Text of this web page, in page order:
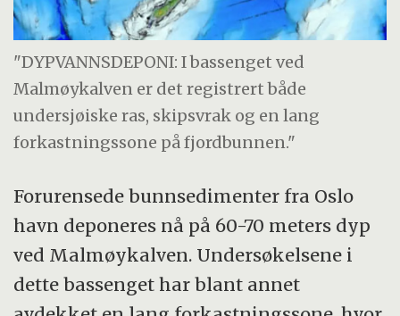
"DYPVANNSDEPONI: I bassenget ved
Malmøykalven er det registrert både
undersjøiske ras, skipsvrak og en lang
forkastningssone på fjordbunnen."
Forurensede bunnsedimenter fra Oslo
havn deponeres nå på 60-70 meters dyp
ved Malmøykalven. Undersøkelsene i
dette bassenget har blant annet